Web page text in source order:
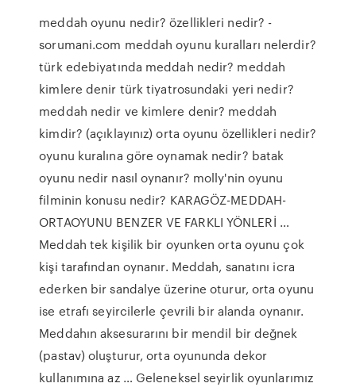
meddah oyunu nedir? özellikleri nedir? -
sorumani.com meddah oyunu kuralları nelerdir?
türk edebiyatında meddah nedir? meddah
kimlere denir türk tiyatrosundaki yeri nedir?
meddah nedir ve kimlere denir? meddah
kimdir? (açıklayınız) orta oyunu özellikleri nedir?
oyunu kuralına göre oynamak nedir? batak
oyunu nedir nasıl oynanır? molly'nin oyunu
filminin konusu nedir? KARAGÖZ-MEDDAH-
ORTAOYUNU BENZER VE FARKLI YÖNLERİ …
Meddah tek kişilik bir oyunken orta oyunu çok
kişi tarafından oynanır. Meddah, sanatını icra
ederken bir sandalye üzerine oturur, orta oyunu
ise etrafı seyircilerle çevrili bir alanda oynanır.
Meddahın aksesurarını bir mendil bir değnek
(pastav) oluşturur, orta oyununda dekor
kullanımına az … Geleneksel seyirlik oyunlarımız